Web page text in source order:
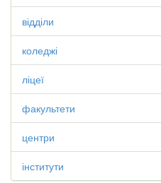
відділи
коледжі
ліцеї
факультети
центри
інститути